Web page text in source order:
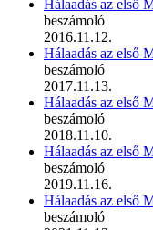
Hálaadás az első
beszámoló
2016.11.12.
Hálaadás az első
beszámoló
2017.11.13.
Hálaadás az első
beszámoló
2018.11.10.
Hálaadás az első
beszámoló
2019.11.16.
Hálaadás az első
beszámoló